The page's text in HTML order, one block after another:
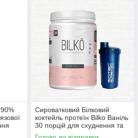
Сироватковий Білковий
коктейль протеїн Bilko Ваніль
30 порцій для схуднення та
заміни харчування з